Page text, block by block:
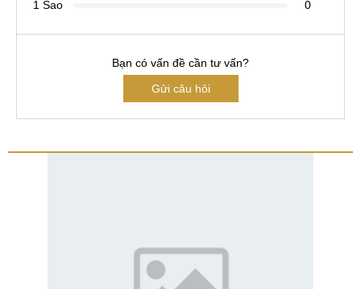
1 Sao
0
Bạn có vấn đề cần tư vấn?
Gửi câu hỏi